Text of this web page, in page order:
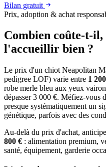
Bilan gratuit
Prix, adoption & achat
Combien coûte-t-il,
l'accueillir bien ?
Le prix d'un chiot Neapolitan
pedigree LOF) varie entre 1
robe merle bleu aux yeux
dépasser 3 000 €. Méfiez-vous
presque systématiquement un
génétique, parfois avec des
Au-delà du prix d'achat,
800 € : alimentation premium,
santé, équipement, garderie